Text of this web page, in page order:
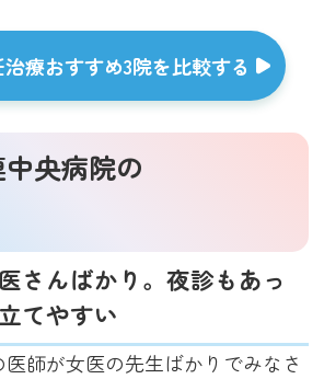
療おすすめ3院を比較する
央病院の
さんばかり。夜診もあっ
てやすい
医師が女医の先生ばかりでみなさ